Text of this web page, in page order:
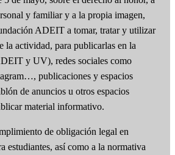
y familiar y a la propia imagen,
ADEIT a tomar, tratar y utilizar
la actividad, para publicarlas en la
y UV), redes sociales como
publicaciones y espacios
de anuncios u otros espacios
material informativo.
de obligación legal en
estudiantes, así como a la normativa